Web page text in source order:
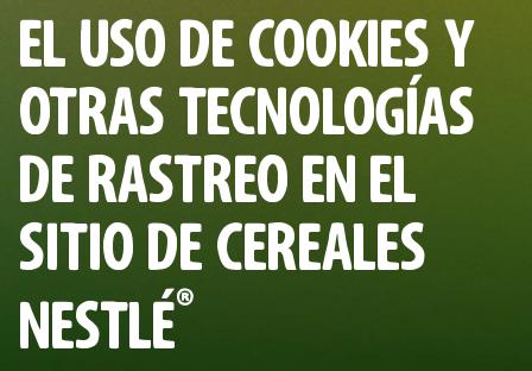
EL USO DE COOKIES Y
OTRAS TECNOLOGÍAS
DE RASTREO EN EL
SITIO DE CEREALES
NESTLÉ®